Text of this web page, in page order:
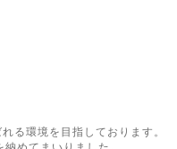
る環境を目指しております。